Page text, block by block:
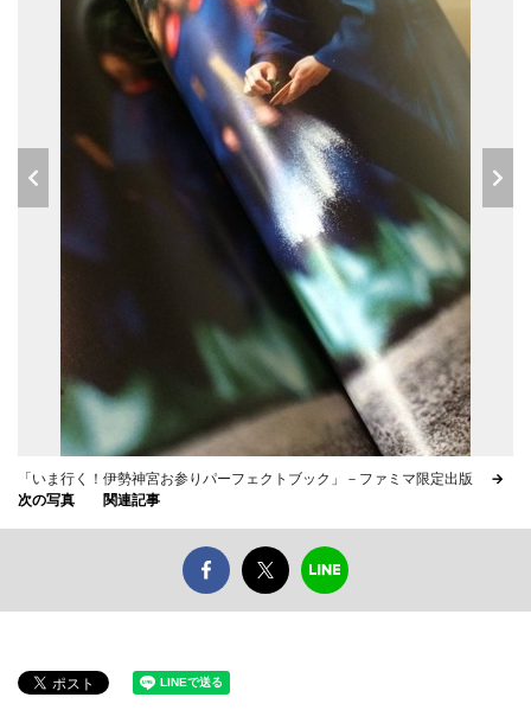
「いま行く！伊勢神宮お参りパーフェクトブック」－ファミマ限定出版
→
次の写真
関連記事